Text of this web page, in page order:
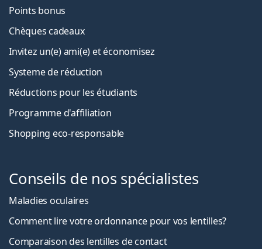
Points bonus
Chèques cadeaux
Invitez un(e) ami(e) et économisez
Systeme de réduction
Réductions pour les étudiants
Programme d'affiliation
Shopping eco-responsable
Conseils de nos spécialistes
Maladies oculaires
Comment lire votre ordonnance pour vos lentilles?
Comparaison des lentilles de contact